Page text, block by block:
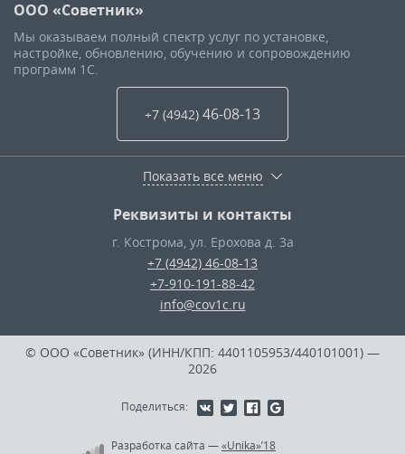
ООО «Советник»
Мы оказываем полный спектр услуг по установке,
настройке, обновлению, обучению и сопровождению
программ 1С.
+7 (4942) 46-08-13
Показать все меню
Реквизиты и контакты
г. Кострома, ул. Ерохова д. 3а
+7 (4942) 46-08-13
+7-910-191-88-42
info@cov1c.ru
© ООО «Советник» (ИНН/КПП: 4401105953/440101001) —
2026
Поделиться:
Разработка сайта —«Unika»’18